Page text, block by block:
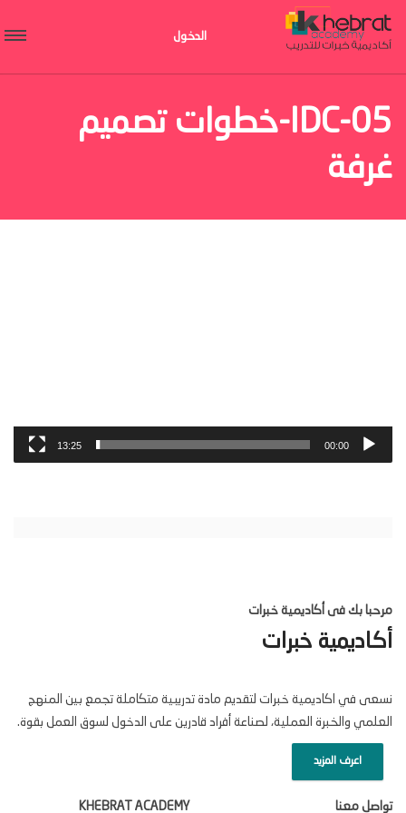
الدخول
IDC-05-خطوات تصميم
غرفة
00:00
13:25
مرحبا بك فى أكاديمية خبرات
أكاديمية خبرات
نسعى في اكاديمية خبرات لتقديم مادة تدريبية متكاملة تجمع بين المنهج
العلمي والخبرة العملية، لصناعة أفراد قادرين على الدخول لسوق العمل بقوة.
اعرف المزيد
تواصل معنا KHEBRAT ACADEMY